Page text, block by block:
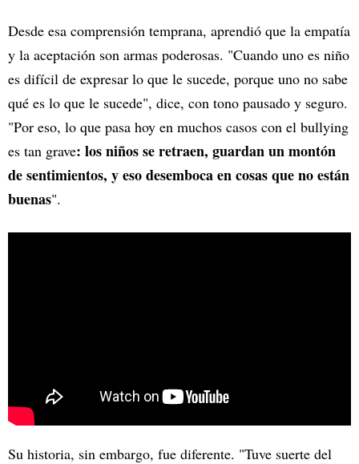
Desde esa comprensión temprana, aprendió que la empatía
y la aceptación son armas poderosas. "Cuando uno es niño
es difícil de expresar lo que le sucede, porque uno no sabe
qué es lo que le sucede", dice, con tono pausado y seguro.
"Por eso, lo que pasa hoy en muchos casos con el bullying
es tan grave: los niños se retraen, guardan un montón
de sentimientos, y eso desemboca en cosas que no están
buenas".
Su historia, sin embargo, fue diferente. "Tuve suerte del